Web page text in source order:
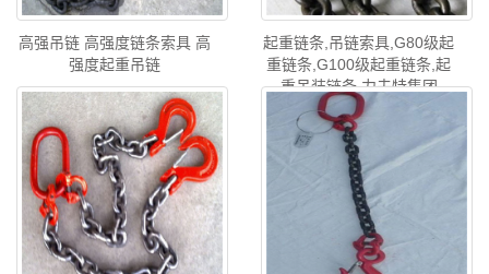
高强吊链 高强度链条索具 高
强度起重吊链
起重链条,吊链索具,G80级起
重链条,G100级起重链条,起
重吊装链条 力夫特集团